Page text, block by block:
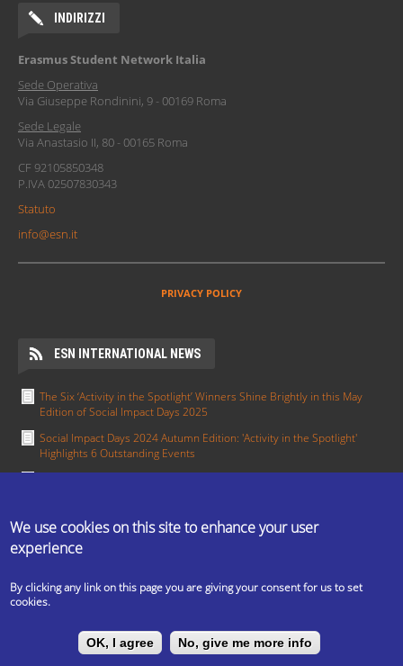
INDIRIZZI
Erasmus Student Network Italia
Sede Operativa
Via Giuseppe Rondinini, 9 - 00169 Roma
Sede Legale
Via Anastasio II, 80 - 00165 Roma
CF 92105850348
P.IVA 02507830343
Statuto
info@esn.it
PRIVACY POLICY
ESN INTERNATIONAL NEWS
The Six ‘Activity in the Spotlight’ Winners Shine Brightly in this May
Edition of Social Impact Days 2025
Social Impact Days 2024 Autumn Edition: 'Activity in the Spotlight'
Highlights 6 Outstanding Events
Groningen
Activity in the Spotlight: Erasmus in All Colours by ESN UCT Prague
MORE
The ESN Satellite is made by the IT committee of ESN
International
We use cookies on this site to enhance your user
experience
By clicking any link on this page you are giving your consent for us to set
cookies.
OK, I agree No, give me more info